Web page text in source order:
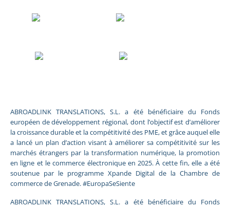
ABROADLINK TRANSLATIONS, S.L. a été bénéficiaire du Fonds
européen de développement régional, dont l’objectif est d’améliorer
la croissance durable et la compétitivité des PME, et grâce auquel elle
a lancé un plan d’action visant à améliorer sa compétitivité sur les
marchés étrangers par la transformation numérique, la promotion
en ligne et le commerce électronique en 2025. À cette fin, elle a été
soutenue par le programme Xpande Digital de la Chambre de
commerce de Grenade. #EuropaSeSiente
ABROADLINK TRANSLATIONS, S.L. a été bénéficiaire du Fonds